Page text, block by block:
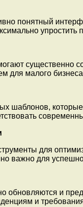
понятный
существенно
малого
шаблонов,
для
важно для
и
и